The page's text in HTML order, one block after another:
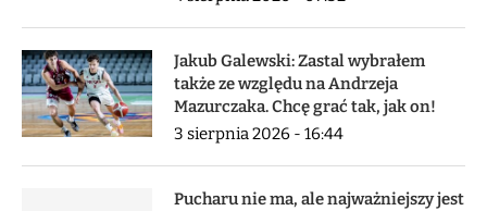
Jakub Galewski: Zastal wybrałem
także ze względu na Andrzeja
Mazurczaka. Chcę grać tak, jak on!
3 sierpnia 2026 - 16:44
Pucharu nie ma, ale najważniejszy jest